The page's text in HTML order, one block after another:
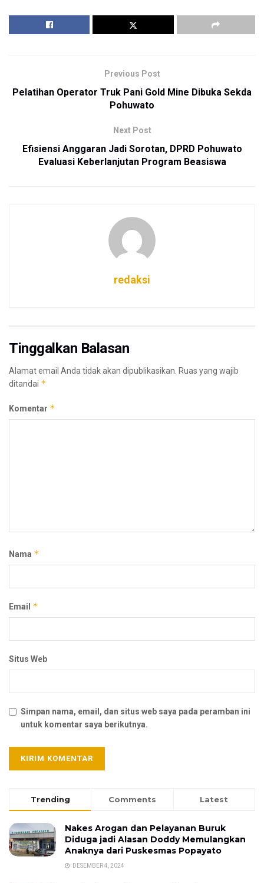
Previous Post
Pelatihan Operator Truk Pani Gold Mine Dibuka Sekda
Pohuwato
Next Post
Efisiensi Anggaran Jadi Sorotan, DPRD Pohuwato
Evaluasi Keberlanjutan Program Beasiswa
redaksi
Tinggalkan Balasan
Alamat email Anda tidak akan dipublikasikan. Ruas yang wajib
ditandai *
Komentar *
Nama *
Email *
Situs Web
Simpan nama, email, dan situs web saya pada peramban ini
untuk komentar saya berikutnya.
Trending Comments Latest
Nakes Arogan dan Pelayanan Buruk
Diduga jadi Alasan Doddy Memulangkan
Anaknya dari Puskesmas Popayato
DESEMBER 4, 2024